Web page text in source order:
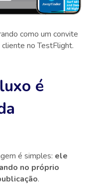
como um convite
no TestFlight.
é
é simples: ele
no próprio
.